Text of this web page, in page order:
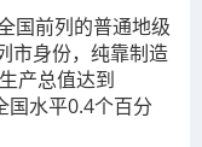
国前列的普通地级
市身份，纯靠制造
产总值达到
国水平0.4个百分